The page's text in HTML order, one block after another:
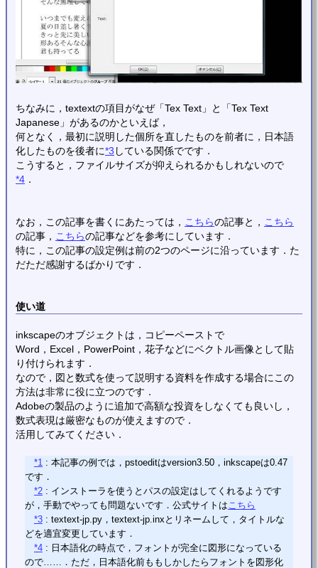
ちなみに，textextの項目がなぜ「Tex Text」と「Tex Text
Japanese」があるのかといえば，
何となく，最初に説明した個所を直したものを前者に，日本語
化したものを後者に*3 している関係でです．
こうすると，ファイルサイズが抑えられるかもしれないので
*4 ．
なお，この記事を書くにあたっては， こちらの記事と， こちら
の記事， こちらの記事などを参考にしています．
特に，この記事の設定例は前の2つのページに沿っています．た
だただ感謝するばかりです．
使い道
inkscapeのオブジェクトは，コピーペーストで
Word，Excel，PowerPoint，花子などにベクトル画像として貼
り付けられます．
なので，図と数式を使って説明する資料を作成する場合にこの
方法は非常に役に立つのです．
Adobeの製品のように追加で高額な投資をしなくても良いし，
数式表現は厳密なものが使えますので．
活用してみてください．
*1 : 本記事の例では，pstoeditはversion3.50，inkscapeは0.47
です．
*2: インストーラを使うとパスの設定はしてくれるようです
が，手動でやっても問題ないです．公式サイトは こちら
*3: textext-jp.py，textext-jp.inxとリネームして，タイトルな
どを適宜変更しています．
*4: 日本語化の時点で，フォントが完全に図形になっている
ので……．ただ，日本語化前ももしかしたらフォントを図形化